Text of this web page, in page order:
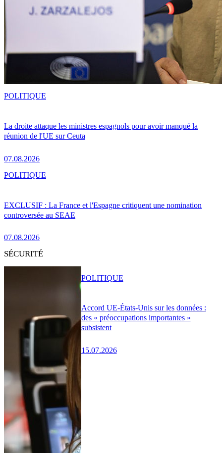
La droite attaque les ministres espagnols pour avoir manqué la
réunion de l'UE sur Ceuta
07.08.2026
POLITIQUE
EXCLUSIF : La France et l'Espagne critiquent une nomination
controversée au SEAE
07.08.2026
POLITIQUE
SÉCURITÉ
Accord UE-États-Unis sur les données :
des « préoccupations importantes »
subsistent
15.07.2026
POLITIQUE